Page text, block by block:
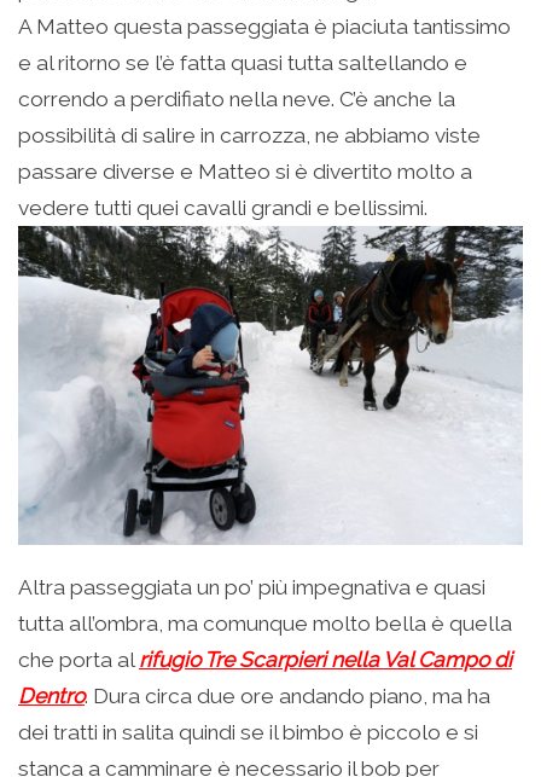
A Matteo questa passeggiata è piaciuta tantissimo
e al ritorno se l’è fatta quasi tutta saltellando e
correndo a perdifiato nella neve. C’è anche la
possibilità di salire in carrozza, ne abbiamo viste
passare diverse e Matteo si è divertito molto a
vedere tutti quei cavalli grandi e bellissimi.
Altra passeggiata un po’ più impegnativa e quasi
tutta all’ombra, ma comunque molto bella è quella
che porta al rifugio Tre Scarpieri nella Val Campo di
Dentro. Dura circa due ore andando piano, ma ha
dei tratti in salita quindi se il bimbo è piccolo e si
stanca a camminare è necessario il bob per